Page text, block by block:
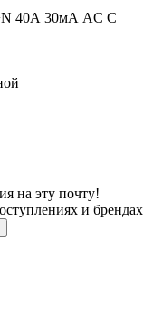
40А 30мА AC С
на эту почту!
и брендах